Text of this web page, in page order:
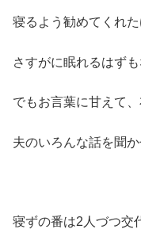
寝るよう勧めてくれ
さすがに眠れるはずも
でもお言葉に甘えて
夫のいろんな話を聞か
寝ずの番は2人づつ交